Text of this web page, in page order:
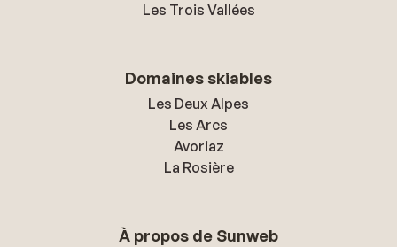
Les Trois Vallées
Domaines skiables
Les Deux Alpes
Les Arcs
Avoriaz
La Rosière
À propos de Sunweb